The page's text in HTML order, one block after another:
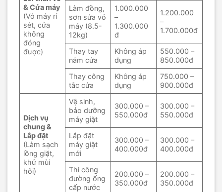
& Cửa máy
(Vỏ máy rỉ
sét, cửa
không
đóng
được)
Làm đồng,
sơn sửa vỏ
máy (8.5-
12kg)
1.000.000
–
1.300.000
đ
1.200.000
–
1.700.000đ
Thay tay
nắm cửa
Không áp
dụng
550.000 –
850.000đ
Thay công
tắc cửa
Không áp
dụng
750.000 –
900.000đ
Dịch vụ
chung &
Lắp đặt
(Làm sạch
lồng giặt,
khử mùi
hôi)
Vệ sinh,
bảo dưỡng
máy giặt
300.000 –
550.000đ
300.000 –
550.000đ
Lắp đặt
máy giặt
mới
300.000 –
400.000đ
300.000 –
400.000đ
Thi công
đường ống
cấp nước
200.000 –
350.000đ
200.000 –
350.000đ